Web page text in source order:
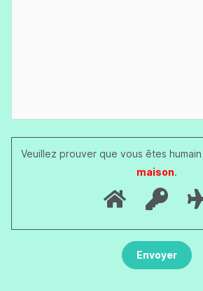
Veuillez prouver que vous êtes
maison.